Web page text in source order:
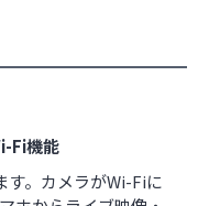
Fi機能
す。カメラがWi-Fiに